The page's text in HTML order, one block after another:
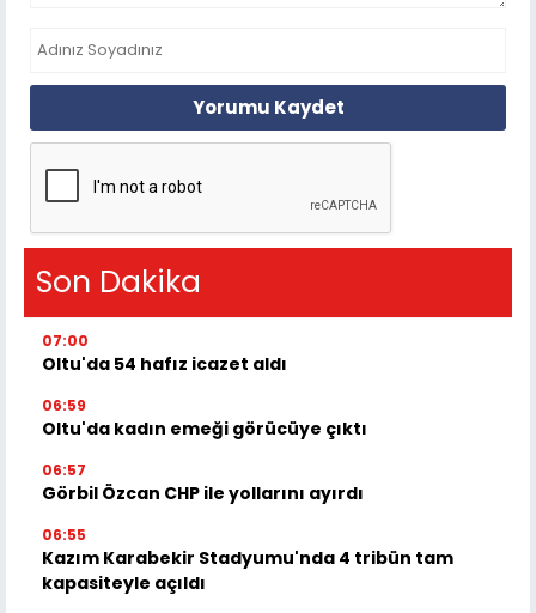
Yorumu Kaydet
Son Dakika
07:00
Oltu'da 54 hafız icazet aldı
06:59
Oltu'da kadın emeği görücüye çıktı
06:57
Görbil Özcan CHP ile yollarını ayırdı
06:55
Kazım Karabekir Stadyumu'nda 4 tribün tam
kapasiteyle açıldı